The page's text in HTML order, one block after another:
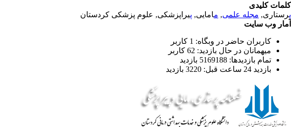
کلمات کلیدی
پرستاری, مجله علمی, مامایی, پیراپزشکی, علوم پزشکی کردستان
آمار وب سایت
کاربران حاضر در وبگاه: 1 کاربر
میهمانان در حال بازدید: 62 کاربر
تمام بازدید‌ها: 5169188 بازدید
بازدید 24 ساعت قبل: 3220 بازدید